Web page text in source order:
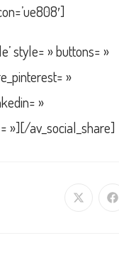
style= » buttons= »
»
»
»][/av_social_share]
Ouvrir